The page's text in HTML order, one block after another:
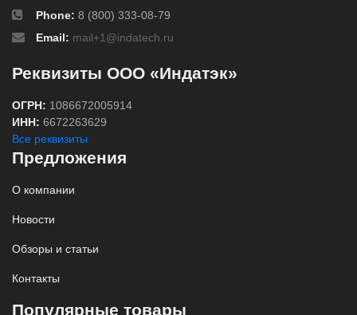
Phone: 8 (800) 333-08-79
Email: mail+1@indatech.ru
Реквизиты ООО «Индатэк»
ОГРН: 1086672005914
ИНН: 6672263629
Все реквизиты
Предложения
О компании
Новости
Обзоры и статьи
Контакты
Популярные товары